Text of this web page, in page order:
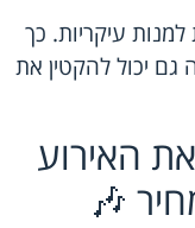
עיקריות. כך
גם יכול להקטין את
האירוע
🎶